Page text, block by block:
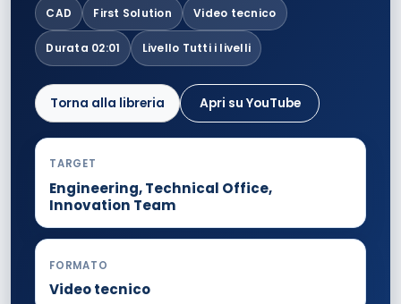
CAD First Solution Video tecnico
Durata 02:01 Livello Tutti i livelli
Torna alla libreria Apri su YouTube
TARGET
Engineering, Technical Office,
Innovation Team
FORMATO
Video tecnico